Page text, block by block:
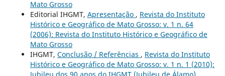
Mato Grosso
Editorial IHGMT, Apresentação , Revista do Instituto
Histórico e Geográfico de Mato Grosso: v. 1 n. 64
(2006): Revista do Instituto Histórico e Geográfico de
Mato Grosso
IHGMT, Conclusão / Referências , Revista do Instituto
Histórico e Geográfico de Mato Grosso: v. 1 n. 1 (2010):